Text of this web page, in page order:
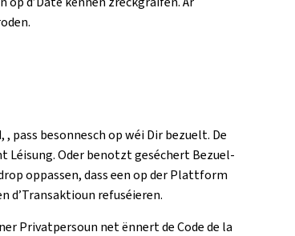
pass besonnesch op wéi Dir bezuelt. De
Léisung. Oder benotzt geséchert Bezuel-
oppassen, dass een op der Plattform
d’Transaktioun refuséieren.
Privatpersoun net ënnert de Code de la